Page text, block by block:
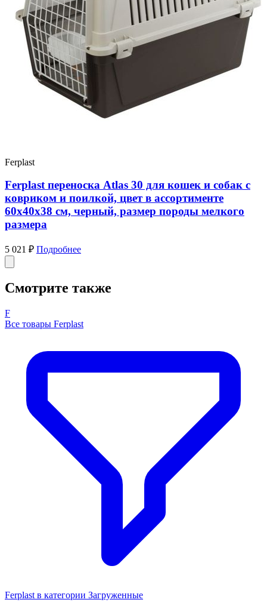
Ferplast
Ferplast переноска Atlas 30 для кошек и собак с
ковриком и поилкой, цвет в ассортименте
60х40х38 см, черный, размер породы мелкого
размера
5 021 ₽ Подробнее
Смотрите также
F
Все товары Ferplast
Ferplast в категории Загруженные